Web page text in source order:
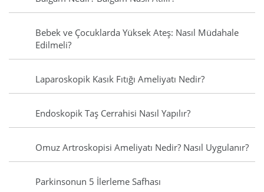
Bebek ve Çocuklarda Yüksek Ateş: Nasıl Müdahale
Edilmeli?
Laparoskopik Kasık Fıtığı Ameliyatı Nedir?
Endoskopik Taş Cerrahisi Nasıl Yapılır?
Omuz Artroskopisi Ameliyatı Nedir? Nasıl Uygulanır?
Parkinsonun 5 İlerleme Safhası